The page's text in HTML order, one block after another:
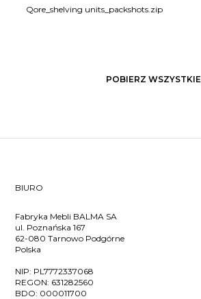
Qore_shelving units_packshots.zip
POBIERZ WSZYSTKIE
BIURO
Fabryka Mebli BALMA SA
ul. Poznańska 167
62-080 Tarnowo Podgórne
Polska
NIP: PL7772337068
REGON: 631282560
BDO: 000011700